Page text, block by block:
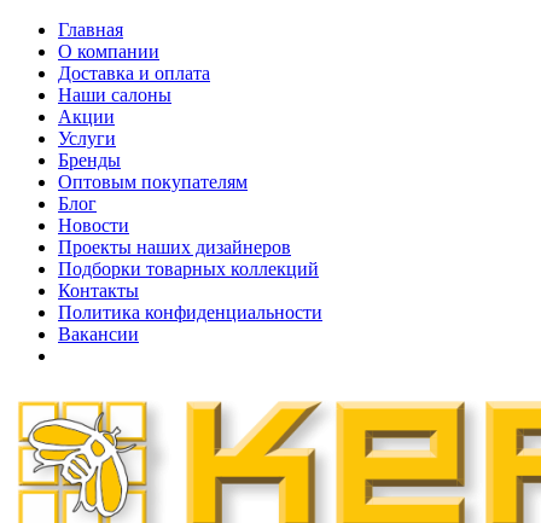
Главная
О компании
Доставка и оплата
Наши cалоны
Акции
Услуги
Бренды
Оптовым покупателям
Блог
Новости
Проекты наших дизайнеров
Подборки товарных коллекций
Контакты
Политика конфиденциальности
Вакансии